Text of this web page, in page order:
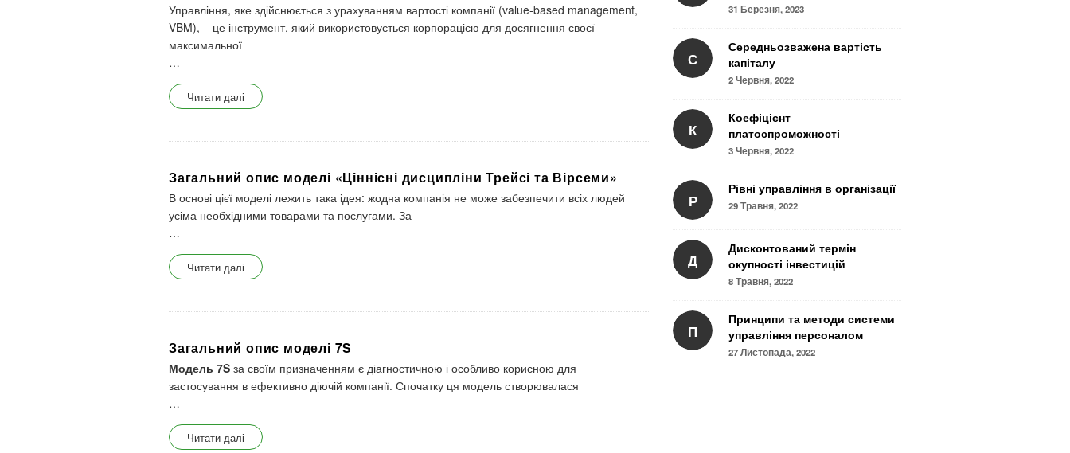
Управління, яке здійснюється з урахуванням вартості компанії (value-based management,
VBM), – це інструмент, який використовується корпорацією для досягнення своєї
максимальної
…
Читати далі
Загальний опис моделі «Ціннісні дисципліни Трейсі та Вірсеми»
В основі цієї моделі лежить така ідея: жодна компанія не може забезпечити всіх людей
усіма необхідними товарами та послугами. За
…
Читати далі
Загальний опис моделі 7S
Модель 7S за своїм призначенням є діагностичною і особливо корисною для
застосування в ефективно діючій компанії. Спочатку ця модель створювалася
…
Читати далі
31 Березня, 2023
С
Середньозважена вартість
капіталу
2 Червня, 2022
К
Коефіцієнт
платоспроможності
3 Червня, 2022
Р
Рівні управління в організації
29 Травня, 2022
Д
Дисконтований термін
окупності інвестицій
8 Травня, 2022
П
Принципи та методи системи
управління персоналом
27 Листопада, 2022